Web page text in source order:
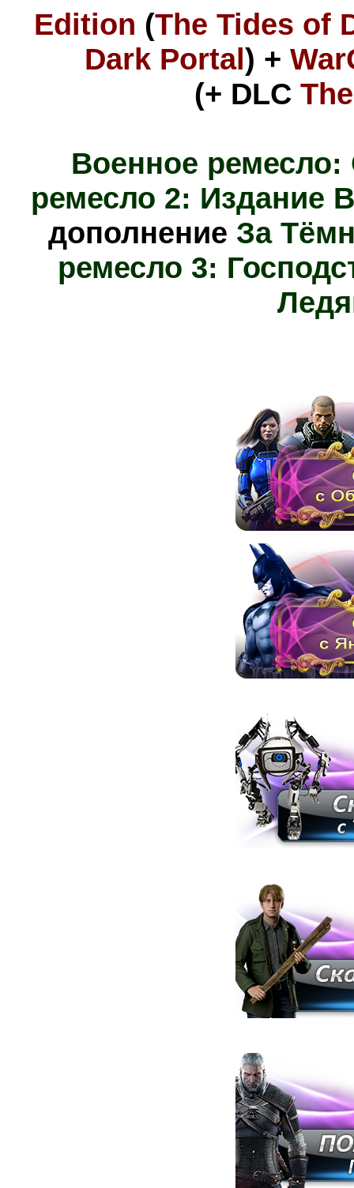
Edition (The Tides of
Dark Portal) +
(+ DLC
Военное
ремесло 2: Издание
дополнение За
ремесло 3: